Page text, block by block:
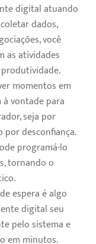
digital atuando
dados,
você
as atividades
momentos em
vontade para
seja por
desconfiança.
programá-lo
tornando o
espera é algo
digital seu
pelo sistema e
em minutos.